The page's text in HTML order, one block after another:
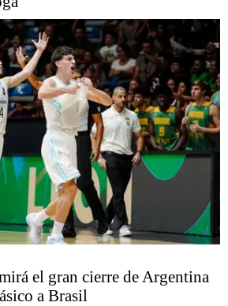
el gran cierre de Argentina
a Brasil